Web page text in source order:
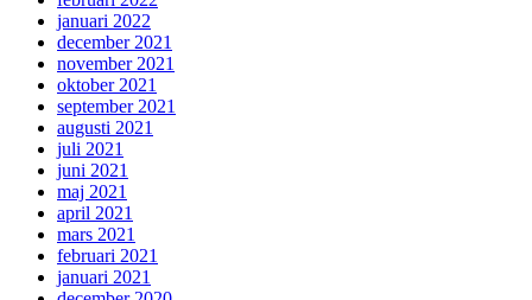
januari 2022
december 2021
november 2021
oktober 2021
september 2021
augusti 2021
juli 2021
juni 2021
maj 2021
april 2021
mars 2021
februari 2021
januari 2021